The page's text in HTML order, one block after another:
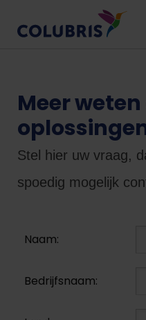
Meer
Stel hier uw vraag,
spoedig mogelijk
Naam:
Bedrijfsnaam: